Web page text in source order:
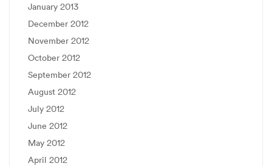
January 2013
December 2012
November 2012
October 2012
September 2012
August 2012
July 2012
June 2012
May 2012
April 2012